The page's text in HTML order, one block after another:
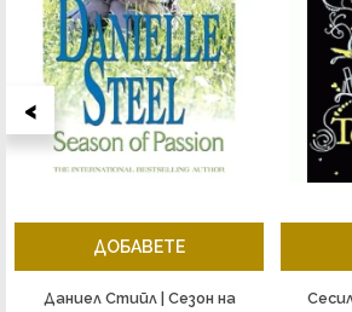
ДОБАВЕТЕ
Даниел Стийл | Сезон на
<